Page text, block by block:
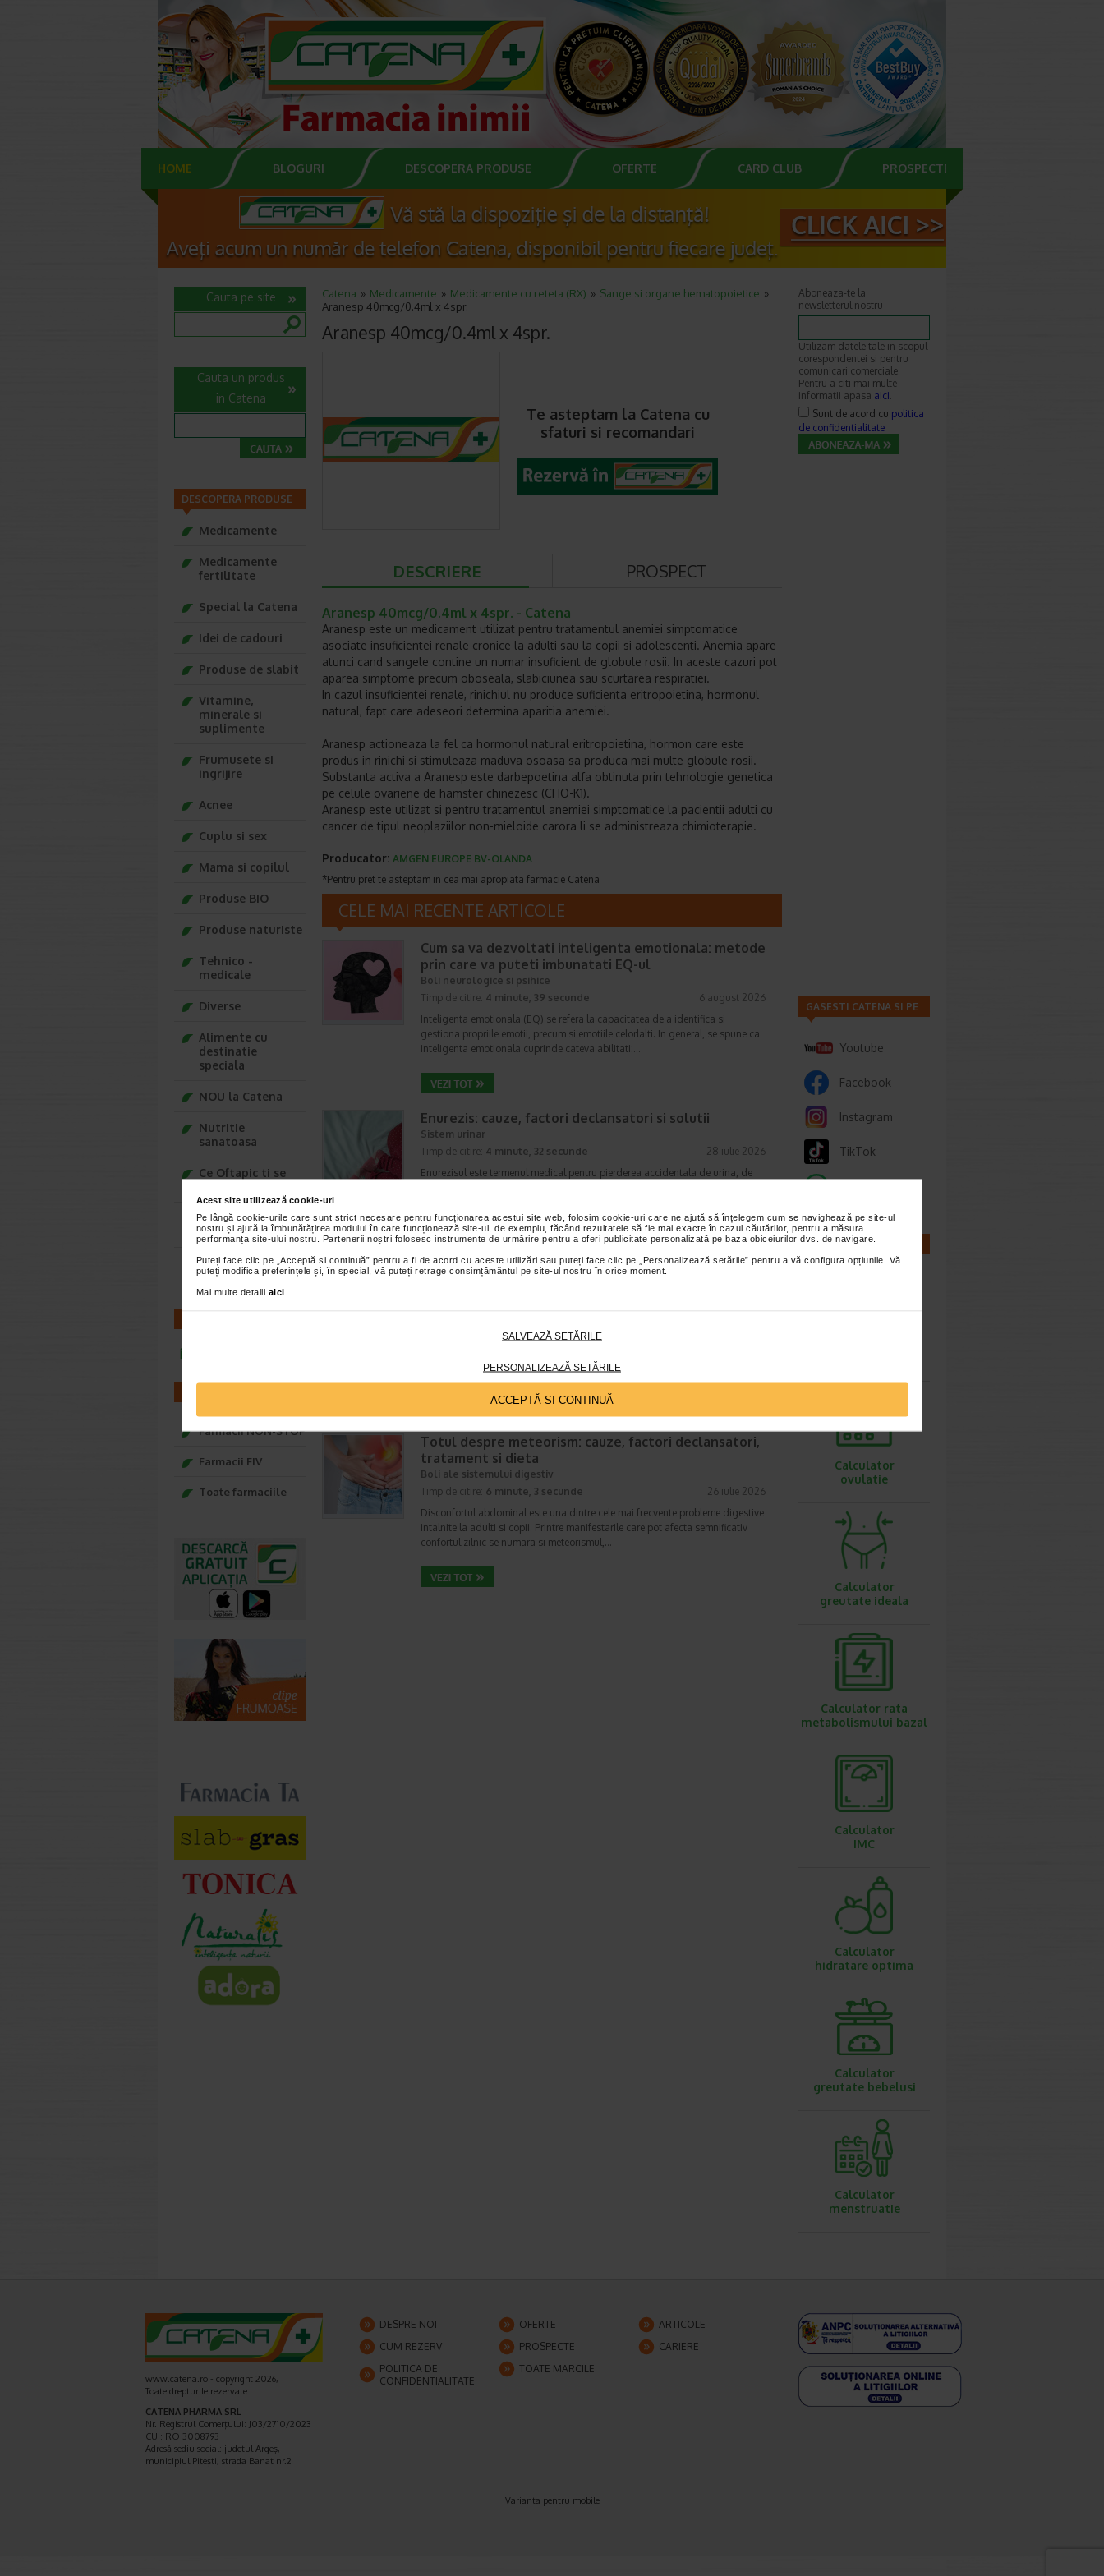
Acest site utilizează cookie-uri
Pe lângă cookie-urile care sunt strict necesare pentru funcționarea acestui site web, folosim cookie-uri care ne ajută să înțelegem cum se navighează pe site-ul
nostru și ajută la îmbunătățirea modului în care funcționează site-ul, de exemplu, făcând rezultatele să fie mai exacte în cazul căutărilor, pentru a măsura
performanța site-ului nostru. Partenerii noștri folosesc instrumente de urmărire pentru a oferi publicitate personalizată pe baza obiceiurilor dvs. de navigare.
Puteți face clic pe „Acceptă si continuă” pentru a fi de acord cu aceste utilizări sau puteți face clic pe „Personalizează setările” pentru a vă configura opțiunile. Vă
puteți modifica preferințele și, în special, vă puteți retrage consimțământul pe site-ul nostru în orice moment.
Mai multe detalii aici
SALVEAZĂ SETĂRILE
PERSONALIZEAZĂ SETĂRILE
ACCEPTĂ SI CONTINUĂ
HOME BLOGURI DESCOPERA PRODUSE OFERTE CARD CLUB PROSPECTE
Catena Medicamente Medicamente cu reteta (RX)
Sange si organe hematopoietice
Aranesp 40mcg/0.4ml x 4spr.
Aranesp 40mcg/0.4ml x 4spr.
Te asteptam la Catena cu
sfaturi si recomandari
DESCRIERE PROSPECT
Aranesp 40mcg/0.4ml x 4spr. - Catena
Aranesp este un medicament utilizat pentru tratamentul anemiei simptomatice
asociate insuficientei renale cronice la adulti sau la copii si adolescenti. Anemia apare
atunci cand sangele contine un numar insuficient de globule rosii. In aceste cazuri pot
aparea simptome precum oboseala, slabiciunea sau scurtarea respiratiei.
In cazul insuficientei renale, rinichiul nu produce suficienta eritropoietina, hormonul
natural, fapt care adeseori determina aparitia anemiei.
Aranesp actioneaza la fel ca hormonul natural eritropoietina, hormon care este
produs in rinichi si stimuleaza maduva osoasa sa produca mai multe globule rosii.
Substanta activa a Aranesp este darbepoetina alfa obtinuta prin tehnologie genetica
pe celule ovariene de hamster chinezesc (CHO-K1).
Aranesp este utilizat si pentru tratamentul anemiei simptomatice la pacientii adulti cu
cancer de tipul neoplaziilor non-mieloide carora li se administreaza chimioterapie.
Producator: AMGEN EUROPE BV-OLANDA
*Pentru pret te asteptam in cea mai apropiata farmacie Catena
CELE MAI RECENTE ARTICOLE
Cum sa va dezvoltati inteligenta emotionala: metode
prin care va puteti imbunatati EQ-ul
Boli neurologice si psihice
Timp de citire: 4 minute, 39 secunde
6 august 2026
Inteligenta emotionala (EQ) se refera la capacitatea de a identifica si
gestiona propriile emotii, precum si emotiile celorlalti. In general, se spune ca
inteligenta emotionala cuprinde cateva abilitati:…
Enurezis: cauze, factori declansatori si solutii
Sistem urinar
Timp de citire: 4 minute, 32 secunde
28 iulie 2026
Enurezisul este termenul medical pentru pierderea accidentala de urina, de
Senzatia de prea plin: cand indica o afectiune si cum o
Multi oameni au experimentat macar o data dupa masa o senzatie de prea
In cele mai multe cazuri, aceasta apare ocazional…
Totul despre meteorism: cauze, factori declansatori,
tratament si dieta
Boli ale sistemului digestiv
Timp de citire: 6 minute, 3 secunde
26 iulie 2026
Disconfortul abdominal este una dintre cele mai frecvente probleme digestive
intalnite la adulti si copii. Printre manifestarile care pot afecta semnificativ
confortul zilnic se numara si meteorismul,…
Cauta pe site
Cauta un produs
in Catena
DESCOPERA PRODUSE
Medicamente
Medicamente
fertilitate
Special la Catena
Idei de cadouri
Produse de slabit
Vitamine,
minerale si
suplimente
Frumusete si
ingrijire
Acnee
Cuplu si sex
Mama si copilul
Produse BIO
Produse naturiste
Tehnico -
medicale
Diverse
Alimente cu
destinatie
speciala
NOU la Catena
Nutritie
sanatoasa
Ce Oftapic ti se
Adora – Adorabili
din prima clipa
Seturi cadou
Baylis&Harding
Farmacii NON-STOP
Farmacii FIV
Toate farmaciile
Aboneaza-te la
newsletterul nostru
Utilizam datele tale in scopul
corespondentei si pentru
comunicari comerciale.
Pentru a citi mai multe
informatii apasa aici.
Sunt de acord cu politica
de confidentialitate
GASESTI CATENA SI PE
Youtube
Facebook
Instagram
TikTok
CALCULATOARE
Calculator
ovulatie
Calculator
greutate ideala
Calculator rata
metabolismului bazal
Calculator
IMC
Calculator
hidratare optima
Calculator
greutate bebelusi
Calculator
menstruatie
www.catena.ro - copyright 2026,
Toate drepturile rezervate
CATENA PHARMA SRL
Nr. Registrul Comerţului: J03/2710/2023
CUI: RO 3008793
Adresă sediu social: judetul Argeş,
municipiul Piteşti, strada Banat nr.2
DESPRE NOI OFERTE
ARTICOLE
CUM REZERV
PROSPECTE
CARIERE
POLITICA DE
CONFIDENTIALITATE
TOATE MARCILE
Varianta pentru mobile